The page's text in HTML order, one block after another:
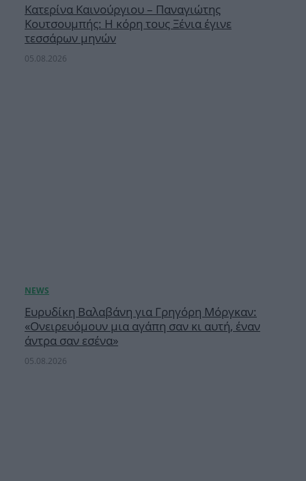
Κατερίνα Καινούργιου – Παναγιώτης
Κουτσουμπής: Η κόρη τους Ξένια έγινε
τεσσάρων μηνών
05.08.2026
Ευρυδίκη Βαλαβάνη για Γρηγόρη Μόργκαν:
«Oνειρευόμουν μια αγάπη σαν κι αυτή, έναν
άντρα σαν εσένα»
05.08.2026